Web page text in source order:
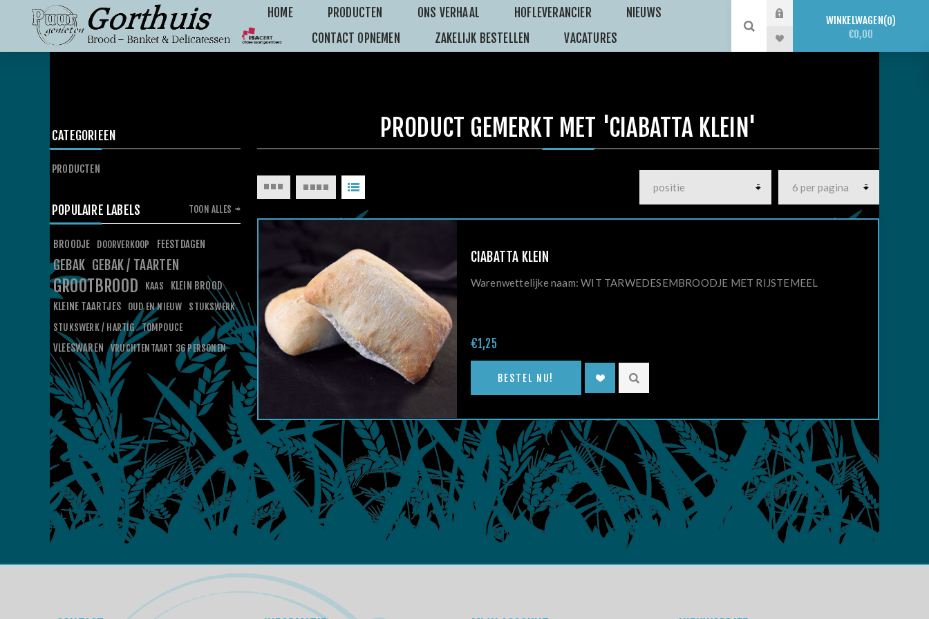
HOME PRODUCTEN ONS VERHAAL HOFLEVERANCIER
NIEUWS
CONTACT OPNEMEN
ZAKELIJK BESTELLEN VACATURES
WINKELWAGEN 0
€0,00
PRODUCT GEMERKT MET 'CIABATTA KLEIN'
CIABATTA KLEIN
Warenwettelijke naam: WIT TARWEDESEMBROODJE MET RIJSTEMEEL
€1,25
CATEGORIEEN
PRODUCTEN
POPULAIRE LABELS
BROODJE DOORVERKOOP FEESTDAGEN
GEBAK GEBAK / TAARTEN
GROOTBROOD KAAS
KLEIN BROOD
KLEINE TAARTJES
OUD EN NIEUW
STUKSWERK
STUKSWERK / HARTIG
TOMPOUCE
VLEESWAREN VRUCHTENTAART 36 PERSONEN
TOON ALLES